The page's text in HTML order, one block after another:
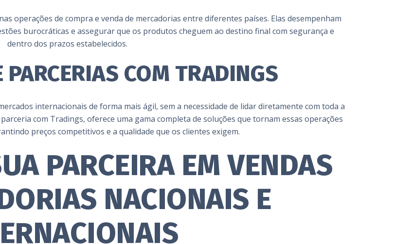
operações de compra e venda de mercadorias entre diferentes países. Elas desempenham
burocráticas e assegurar que os produtos cheguem ao destino final com segurança e
dentro dos prazos estabelecidos.
PARCERIAS COM TRADINGS
internacionais de forma mais ágil, sem a necessidade de lidar diretamente com toda a
com Tradings, oferece uma gama completa de soluções que tornam essas operações
preços competitivos e a qualidade que os clientes exigem.
PARCEIRA EM VENDAS
NACIONAIS E